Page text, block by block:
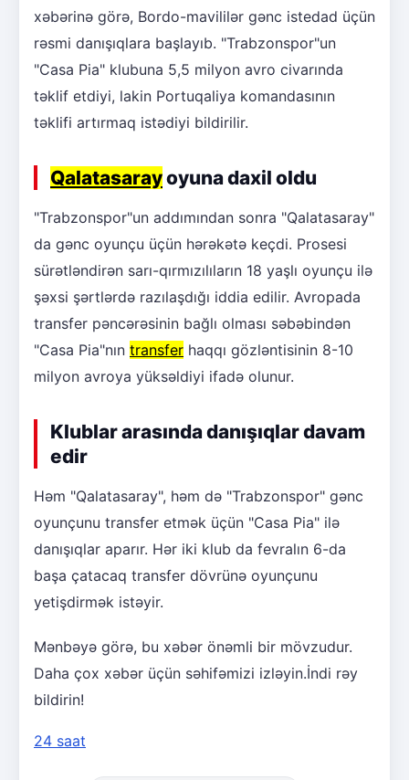
xəbərinə görə, Bordo-mavililər gənc istedad üçün
rəsmi danışıqlara başlayıb. "Trabzonspor"un
"Casa Pia" klubuna 5,5 milyon avro civarında
təklif etdiyi, lakin Portuqaliya komandasının
təklifi artırmaq istədiyi bildirilir.
Qalatasarayoyuna daxil oldu
"Trabzonspor"un addımından sonra "Qalatasaray"
da gənc oyunçu üçün hərəkətə keçdi. Prosesi
sürətləndirən sarı-qırmızılıların 18 yaşlı oyunçu ilə
şəxsi şərtlərdə razılaşdığı iddia edilir. Avropada
transfer pəncərəsinin bağlı olması səbəbindən
"Casa Pia"nın transfer haqqı gözləntisinin 8-10
milyon avroya yüksəldiyi ifadə olunur.
Klublar arasında danışıqlar davam
edir
Həm "Qalatasaray", həm də "Trabzonspor" gənc
oyunçunu transfer etmək üçün "Casa Pia" ilə
danışıqlar aparır. Hər iki klub da fevralın 6-da
başa çatacaq transfer dövrünə oyunçunu
yetişdirmək istəyir.
Mənbəyə görə, bu xəbər önəmli bir mövzudur.
Daha çox xəbər üçün səhifəmizi izləyin.İndi rəy
bildirin!
24 saat